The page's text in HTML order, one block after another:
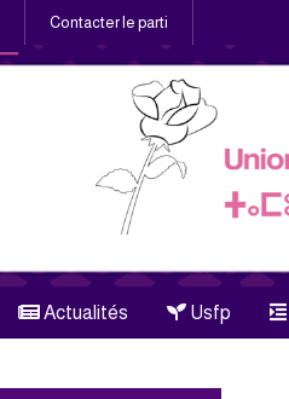
Contacter le parti
Actualités Usfp